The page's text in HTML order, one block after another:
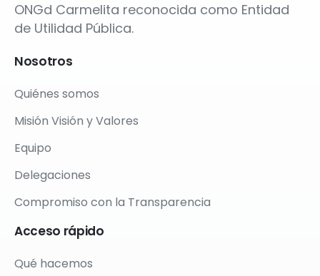
ONGd Carmelita reconocida como Entidad
de Utilidad Pública.
Nosotros
Quiénes somos
Misión Visión y Valores
Equipo
Delegaciones
Compromiso con la Transparencia
Acceso rápido
Qué hacemos